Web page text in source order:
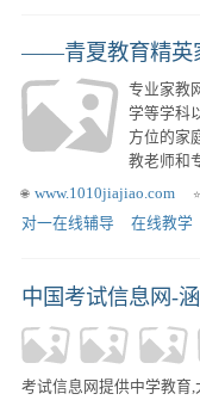
——青夏教育精
专业家教
学等学科
方位的家
教老师和
学生家教寻求家教兼职。
www.1010jiajiao.com
对一在线辅导
在线教学
考试信息网提供中学教育